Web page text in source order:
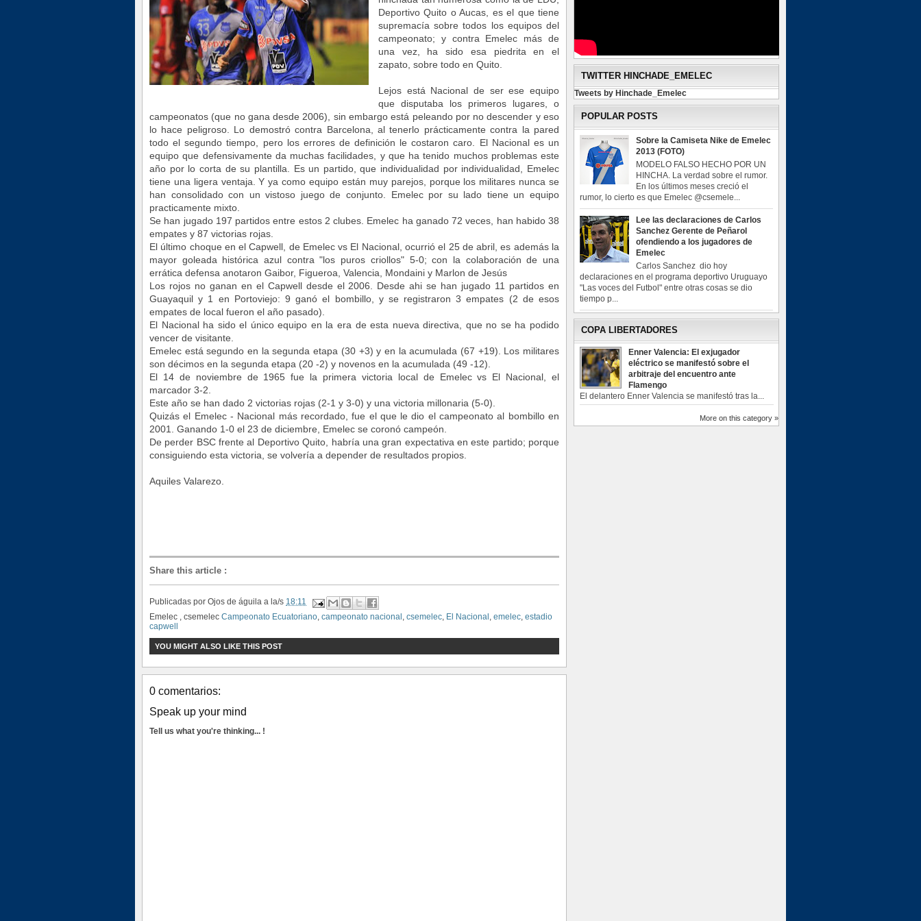
Deportivo Quito o Aucas, es el que tiene
supremacía sobre todos los equipos del
campeonato; y contra Emelec más de
una vez, ha sido esa piedrita en el
zapato, sobre todo en Quito.
Lejos está Nacional de ser ese equipo
que disputaba los primeros lugares, o
campeonatos (que no gana desde 2006), sin embargo está peleando por no descender y eso
lo hace peligroso. Lo demostró contra Barcelona, al tenerlo prácticamente contra la pared
todo el segundo tiempo, pero los errores de definición le costaron caro. El Nacional es un
equipo que defensivamente da muchas facilidades, y que ha tenido muchos problemas este
año por lo corta de su plantilla. Es un partido, que individualidad por individualidad, Emelec
tiene una ligera ventaja. Y ya como equipo están muy parejos, porque los militares nunca se
han consolidado con un vistoso juego de conjunto. Emelec por su lado tiene un equipo
practicamente mixto.
Se han jugado 197 partidos entre estos 2 clubes. Emelec ha ganado 72 veces, han habido 38
empates y 87 victorias rojas.
El último choque en el Capwell, de Emelec vs El Nacional, ocurrió el 25 de abril, es además la
mayor goleada histórica azul contra "los puros criollos" 5-0; con la colaboración de una
errática defensa anotaron Gaibor, Figueroa, Valencia, Mondaini y Marlon de Jesús
Los rojos no ganan en el Capwell desde el 2006. Desde ahi se han jugado 11 partidos en
Guayaquil y 1 en Portoviejo: 9 ganó el bombillo, y se registraron 3 empates (2 de esos
empates de local fueron el año pasado).
El Nacional ha sido el único equipo en la era de esta nueva directiva, que no se ha podido
vencer de visitante.
Emelec está segundo en la segunda etapa (30 +3) y en la acumulada (67 +19). Los militares
son décimos en la segunda etapa (20 -2) y novenos en la acumulada (49 -12).
El 14 de noviembre de 1965 fue la primera victoria local de Emelec vs El Nacional, el
marcador 3-2.
Este año se han dado 2 victorias rojas (2-1 y 3-0) y una victoria millonaria (5-0).
Quizás el Emelec - Nacional más recordado, fue el que le dio el campeonato al bombillo en
2001. Ganando 1-0 el 23 de diciembre, Emelec se coronó campeón.
De perder BSC frente al Deportivo Quito, habría una gran expectativa en este partido; porque
consiguiendo esta victoria, se volvería a depender de resultados propios.
Aquiles Valarezo.
Share this article :
Publicadas por Ojos de águila a la/s 18:11
Emelec , csemelec Campeonato Ecuatoriano, campeonato nacional , csemelec, El Nacional , emelec, estadio
capwell
YOU MIGHT ALSO LIKE THIS POST
0 comentarios:
Speak up your mind
Tell us what you're thinking... !
TWITTER HINCHADE_EMELEC
Tweets by Hinchade_Emelec
POPULAR POSTS
Sobre la Camiseta Nike de Emelec
2013 (FOTO)
MODELO FALSO HECHO POR UN
HINCHA. La verdad sobre el rumor.
En los últimos meses creció el
rumor, lo cierto es que Emelec @csemele...
Lee las declaraciones de Carlos
Sanchez Gerente de Peñarol
ofendiendo a los jugadores de
Emelec
Carlos Sanchez dio hoy
declaraciones en el programa deportivo Uruguayo
"Las voces del Futbol" entre otras cosas se dio
tiempo p...
COPA LIBERTADORES
Enner Valencia: El exjugador
eléctrico se manifestó sobre el
arbitraje del encuentro ante
Flamengo
El delantero Enner Valencia se manifestó tras la...
More on this category »